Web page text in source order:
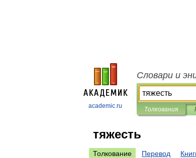
academic.ru
Словари и
Толкования
тяжесть
Толкование Перевод